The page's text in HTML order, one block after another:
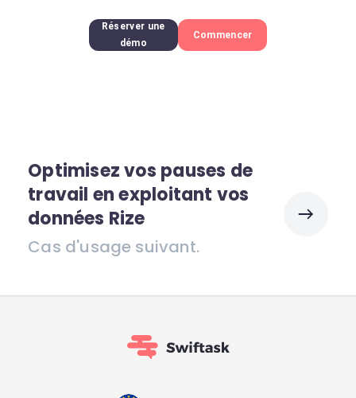
Réserver une
démo
Commencer
Optimisez vos pauses de
travail en exploitant vos
données Rize
Cas d'usage suivant.